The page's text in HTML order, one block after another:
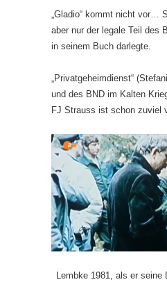
„Gladio“ kommt nicht vor…
aber nur der legale Teil des
in seinem Buch darlegte.
„Privatgeheimdienst“
und des BND im Kalten
FJ Strauss ist schon zuviel
Lembke 1981, als er seine